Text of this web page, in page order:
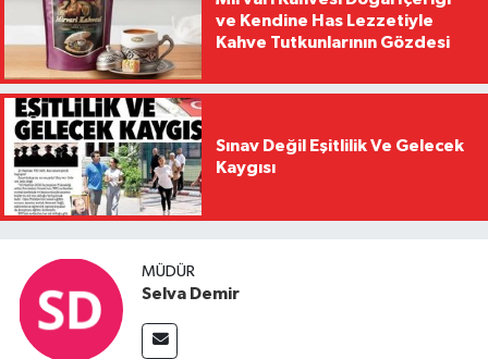
ve Kendine Has Lezzetiyle
Kahve Tutkunlarının Gözdesi
Sınav Değil Eşitlilik Ve Gelecek
Kaygısı
MÜDÜR
Selva Demir